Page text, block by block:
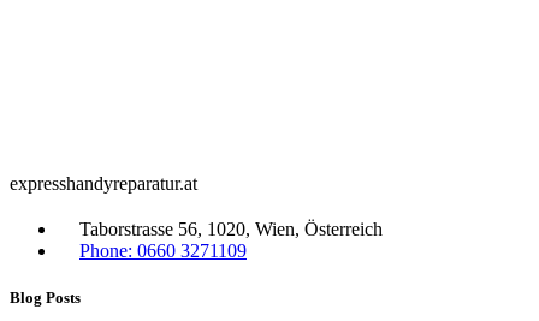
expresshandyreparatur.at
Taborstrasse 56, 1020, Wien, Österreich
Phone: 0660 3271109
Blog Posts